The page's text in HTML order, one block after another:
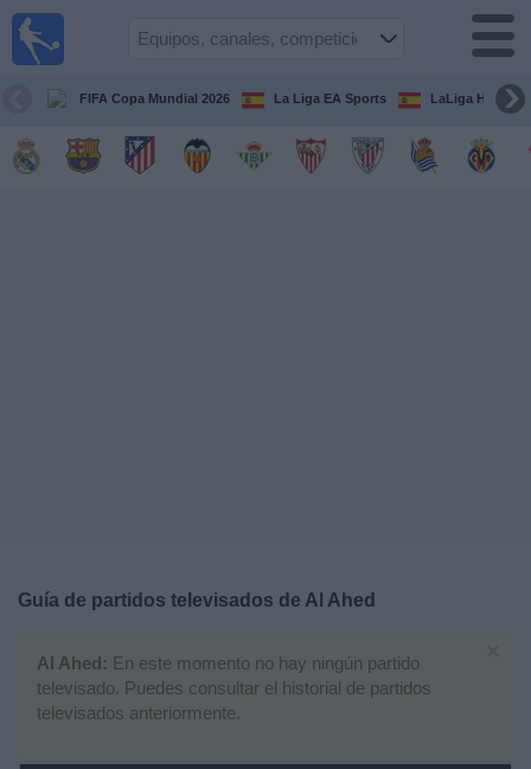
FIFA Copa Mundial 2026 La Liga EA Sports LaLiga
Guía de partidos televisados de Al Ahed
Al Ahed: En este momento no hay ningún partido
televisado. Puedes consultar el historial de partidos
televisados anteriormente.
Guía de
Televisados
Noticias
Widget